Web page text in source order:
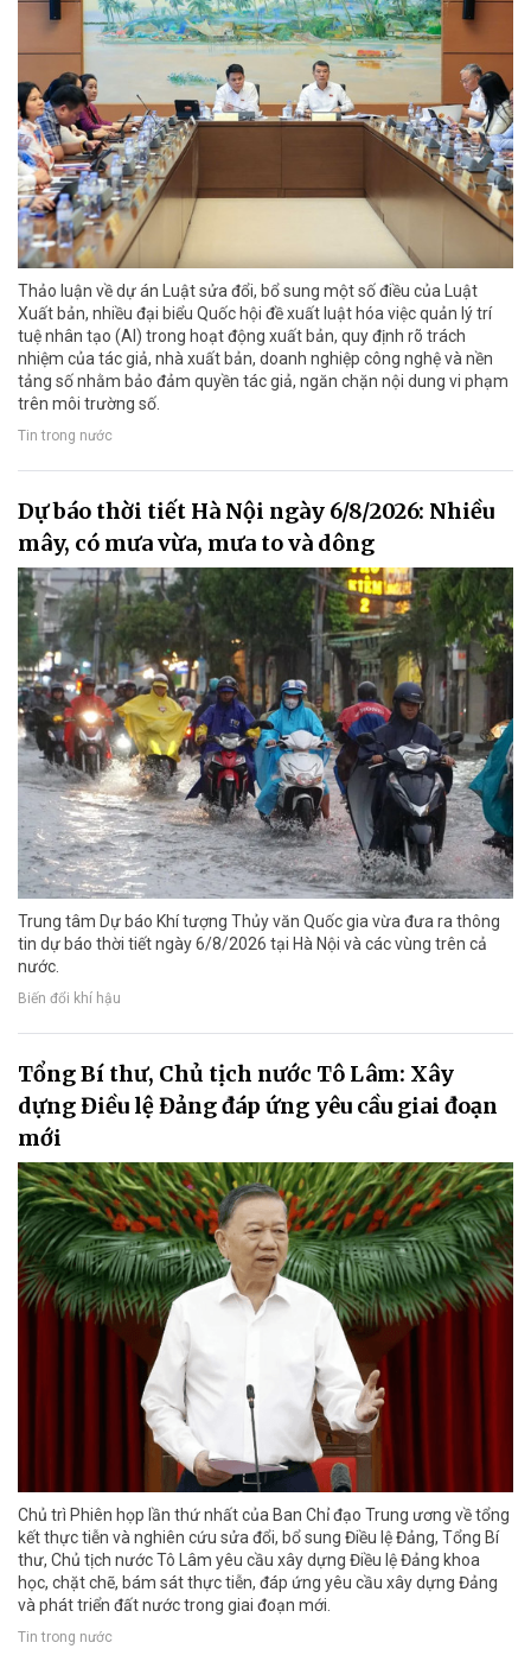
Thảo luận về dự án Luật sửa đổi, bổ sung một số điều của Luật
Xuất bản, nhiều đại biểu Quốc hội đề xuất luật hóa việc quản lý trí
tuệ nhân tạo (AI) trong hoạt động xuất bản, quy định rõ trách
nhiệm của tác giả, nhà xuất bản, doanh nghiệp công nghệ và nền
tảng số nhằm bảo đảm quyền tác giả, ngăn chặn nội dung vi phạm
trên môi trường số.
Tin trong nước
Dự báo thời tiết Hà Nội ngày 6/8/2026: Nhiều
mây, có mưa vừa, mưa to và dông
Trung tâm Dự báo Khí tượng Thủy văn Quốc gia vừa đưa ra thông
tin dự báo thời tiết ngày 6/8/2026 tại Hà Nội và các vùng trên cả
nước.
Biến đổi khí hậu
Tổng Bí thư, Chủ tịch nước Tô Lâm: Xây
dựng Điều lệ Đảng đáp ứng yêu cầu giai đoạn
mới
Chủ trì Phiên họp lần thứ nhất của Ban Chỉ đạo Trung ương về tổng
kết thực tiễn và nghiên cứu sửa đổi, bổ sung Điều lệ Đảng, Tổng Bí
thư, Chủ tịch nước Tô Lâm yêu cầu xây dựng Điều lệ Đảng khoa
học, chặt chẽ, bám sát thực tiễn, đáp ứng yêu cầu xây dựng Đảng
và phát triển đất nước trong giai đoạn mới.
Tin trong nước